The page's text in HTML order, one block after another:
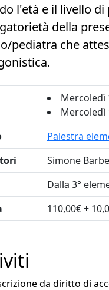
l'età e il livello
della
pediatra che
Mercoledì
Mercoledì
Palestra
Simone
Dalla 3°
110,00€ +
da diritto di